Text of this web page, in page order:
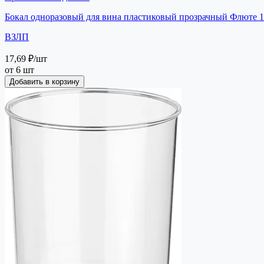
Бокал одноразовый для вина пластиковый прозрачный Флюте
ВЗЛП
17,69 ₽/шт
от 6 шт
Добавить в корзину